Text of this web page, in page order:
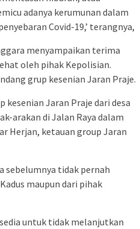
adanya kerumunan dalam
Covid-19,’ terangnya,
menyampaikan terima
oleh pihak Kepolisian.
grup kesenian Jaran Praje.
kesenian Jaran Praje dari desa
arakan di Jalan Raya dalam
Herjan, ketauan group Jaran
sebelumnya tidak pernah
maupun dari pihak
untuk tidak melanjutkan